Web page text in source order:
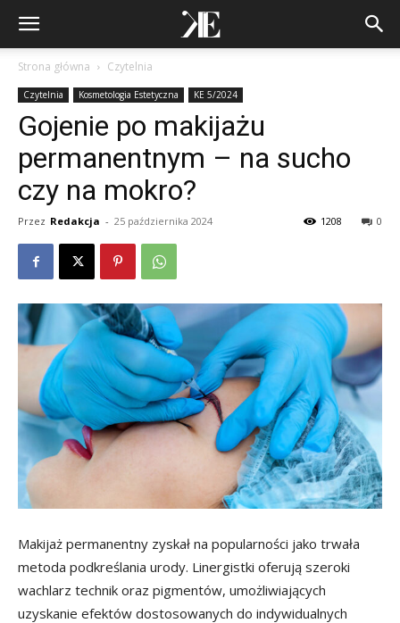
Strona główna Czytelnia
Czytelnia Kosmetologia Estetyczna KE 5/2024
Gojenie po makijażu
permanentnym – na sucho
czy na mokro?
Przez Redakcja - 25 października 2024 0
1208
Makijaż permanentny zyskał na popularności jako trwała
metoda podkreślania urody. Linergistki oferują szeroki
wachlarz technik oraz pigmentów, umożliwiających
uzyskanie efektów dostosowanych do indywidualnych